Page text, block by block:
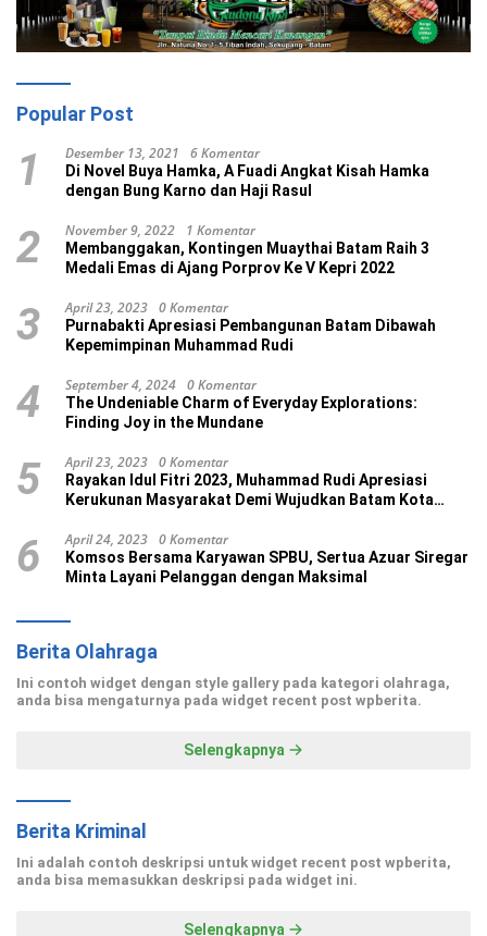
Popular Post
1 Desember 13, 2021 6 Komentar
Di Novel Buya Hamka, A Fuadi Angkat Kisah Hamka
dengan Bung Karno dan Haji Rasul
2 November 9, 2022 1 Komentar
Membanggakan, Kontingen Muaythai Batam Raih 3
Medali Emas di Ajang Porprov Ke V Kepri 2022
3 April 23, 2023 0 Komentar
Purnabakti Apresiasi Pembangunan Batam Dibawah
Kepemimpinan Muhammad Rudi
4 September 4, 2024 0 Komentar
The Undeniable Charm of Everyday Explorations:
Finding Joy in the Mundane
5 April 23, 2023 0 Komentar
Rayakan Idul Fitri 2023, Muhammad Rudi Apresiasi
Kerukunan Masyarakat Demi Wujudkan Batam Kota
6 April 24, 2023 0 Komentar
Komsos Bersama Karyawan SPBU, Sertua Azuar Siregar
Minta Layani Pelanggan dengan Maksimal
Berita Olahraga
Ini contoh widget dengan style gallery pada kategori olahraga,
anda bisa mengaturnya pada widget recent post wpberita.
Selengkapnya
Berita Kriminal
Ini adalah contoh deskripsi untuk widget recent post wpberita,
anda bisa memasukkan deskripsi pada widget ini.
Selengkapnya